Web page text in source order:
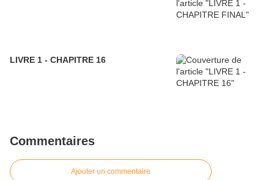
LIVRE 1 - CHAPITRE 16
Commentaires
Ajouter un commentaire